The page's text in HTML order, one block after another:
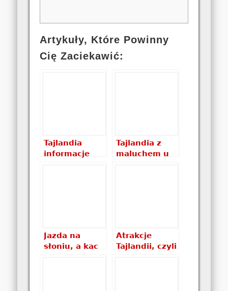
Artykuły, Które Powinny
Cię Zaciekawić:
Tajlandia
informacje
Tajlandia z
maluchem u
Jazda na
słoniu, a kac
Atrakcje
Tajlandii, czyli